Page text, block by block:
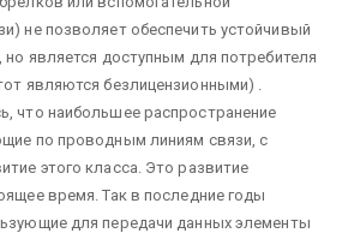
не позволяет обеспечить устойчивый
но является доступным для потребителя
являются без­лицензионными) .
что наибольшее распространение
по проводным линиям связи, с
этого класса. Это развитие
время. Так в последние годы
для передачи данных элементы